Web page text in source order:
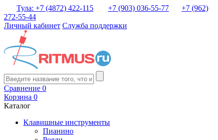
Тула: +7 (4872) 422-115 +7 (903) 036-55-77
+7 (962)
272-55-44
Личный кабинет Служба поддержки
Сравнение 0
Корзина 0
Каталог
Клавишные инструменты
Пианино